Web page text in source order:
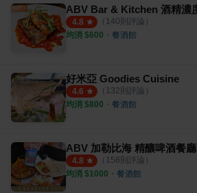
4.8 （ 140則評論）
均消 $600 ・ 餐酒館
好米亞 Goodies Cuisine
4.6 （ 132則評論）
均消 $800 ・ 餐酒館
ABV 加勒比海 精釀啤酒餐廳
4.8 （ 158則評論）
均消 $1000 ・ 餐酒館